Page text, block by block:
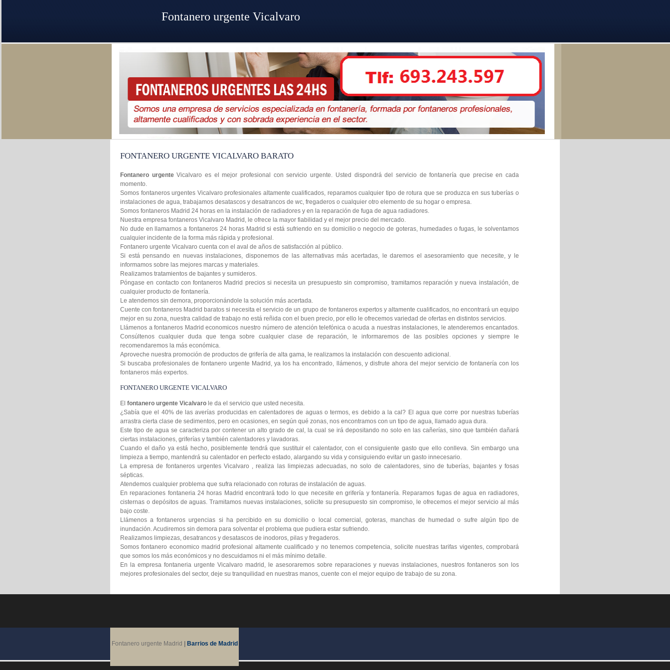
FONTANERO URGENTE VICALVARO BARATO
Fontanero urgenteVicalvaro es el mejor profesional con servicio urgente. Usted dispondrá del servicio de fontanería que precise en cada
momento.
Somos fontaneros urgentes Vicalvaro profesionales altamente cualificados, reparamos cualquier tipo de rotura que se produzca en sus tuberías o
instalaciones de agua, trabajamos desatascos y desatrancos de wc, fregaderos o cualquier otro elemento de su hogar o empresa.
Somos fontaneros Madrid 24 horas en la instalación de radiadores y en la reparación de fuga de agua radiadores.
Nuestra empresa fontaneros Vicalvaro Madrid, le ofrece la mayor fiabilidad y el mejor precio del mercado.
No dude en llamarnos a fontaneros 24 horas Madrid si está sufriendo en su domicilio o negocio de goteras, humedades o fugas, le solventamos
cualquier incidente de la forma más rápida y profesional.
Fontanero urgente Vicalvaro cuenta con el aval de años de satisfacción al público.
Si está pensando en nuevas instalaciones, disponemos de las alternativas más acertadas, le daremos el asesoramiento que necesite, y le
informamos sobre las mejores marcas y materiales.
Realizamos tratamientos de bajantes y sumideros.
Póngase en contacto con fontaneros Madrid precios si necesita un presupuesto sin compromiso, tramitamos reparación y nueva instalación, de
cualquier producto de fontanería.
Le atendemos sin demora, proporcionándole la solución más acertada.
Cuente con fontaneros Madrid baratos si necesita el servicio de un grupo de fontaneros expertos y altamente cualificados, no encontrará un equipo
mejor en su zona, nuestra calidad de trabajo no está reñida con el buen precio, por ello le ofrecemos variedad de ofertas en distintos servicios.
Llámenos a fontaneros Madrid economicos nuestro número de atención telefónica o acuda a nuestras instalaciones, le atenderemos encantados.
Consúltenos cualquier duda que tenga sobre cualquier clase de reparación, le informaremos de las posibles opciones y siempre le
recomendaremos la más económica.
Aproveche nuestra promoción de productos de grifería de alta gama, le realizamos la instalación con descuento adicional.
Si buscaba profesionales de fontanero urgente Madrid, ya los ha encontrado, llámenos, y disfrute ahora del mejor servicio de fontanería con los
fontaneros más expertos.
FONTANERO URGENTE VICALVARO
El fontanero urgente Vicalvaro le da el servicio que usted necesita.
¿Sabía que el 40% de las averías producidas en calentadores de aguas o termos, es debido a la cal? El agua que corre por nuestras tuberías
arrastra cierta clase de sedimentos, pero en ocasiones, en según qué zonas, nos encontramos con un tipo de agua, llamado agua dura.
Este tipo de agua se caracteriza por contener un alto grado de cal, la cual se irá depositando no solo en las cañerías, sino que también dañará
ciertas instalaciones, griferías y también calentadores y lavadoras.
Cuando el daño ya está hecho, posiblemente tendrá que sustituir el calentador, con el consiguiente gasto que ello conlleva. Sin embargo una
limpieza a tiempo, mantendrá su calentador en perfecto estado, alargando su vida y consiguiendo evitar un gasto innecesario.
La empresa de fontaneros urgentes Vicalvaro , realiza las limpiezas adecuadas, no solo de calentadores, sino de tuberías, bajantes y fosas
sépticas.
Atendemos cualquier problema que sufra relacionado con roturas de instalación de aguas.
En reparaciones fontaneria 24 horas Madrid encontrará todo lo que necesite en grifería y fontanería. Reparamos fugas de agua en radiadores,
cisternas o depósitos de aguas. Tramitamos nuevas instalaciones, solicite su presupuesto sin compromiso, le ofrecemos el mejor servicio al más
bajo coste.
Llámenos a fontaneros urgencias si ha percibido en su domicilio o local comercial, goteras, manchas de humedad o sufre algún tipo de
inundación. Acudiremos sin demora para solventar el problema que pudiera estar sufriendo.
Realizamos limpiezas, desatrancos y desatascos de inodoros, pilas y fregaderos.
Somos fontanero economico madrid profesional altamente cualificado y no tenemos competencia, solicite nuestras tarifas vigentes, comprobará
que somos los más económicos y no descuidamos ni el más mínimo detalle.
En la empresa fontaneria urgente Vicalvaro madrid, le asesoraremos sobre reparaciones y nuevas instalaciones, nuestros fontaneros son los
mejores profesionales del sector, deje su tranquilidad en nuestras manos, cuente con el mejor equipo de trabajo de su zona.
Fontanero urgente Madrid Barrios de Madrid
Fontanero urgente Vicalvaro